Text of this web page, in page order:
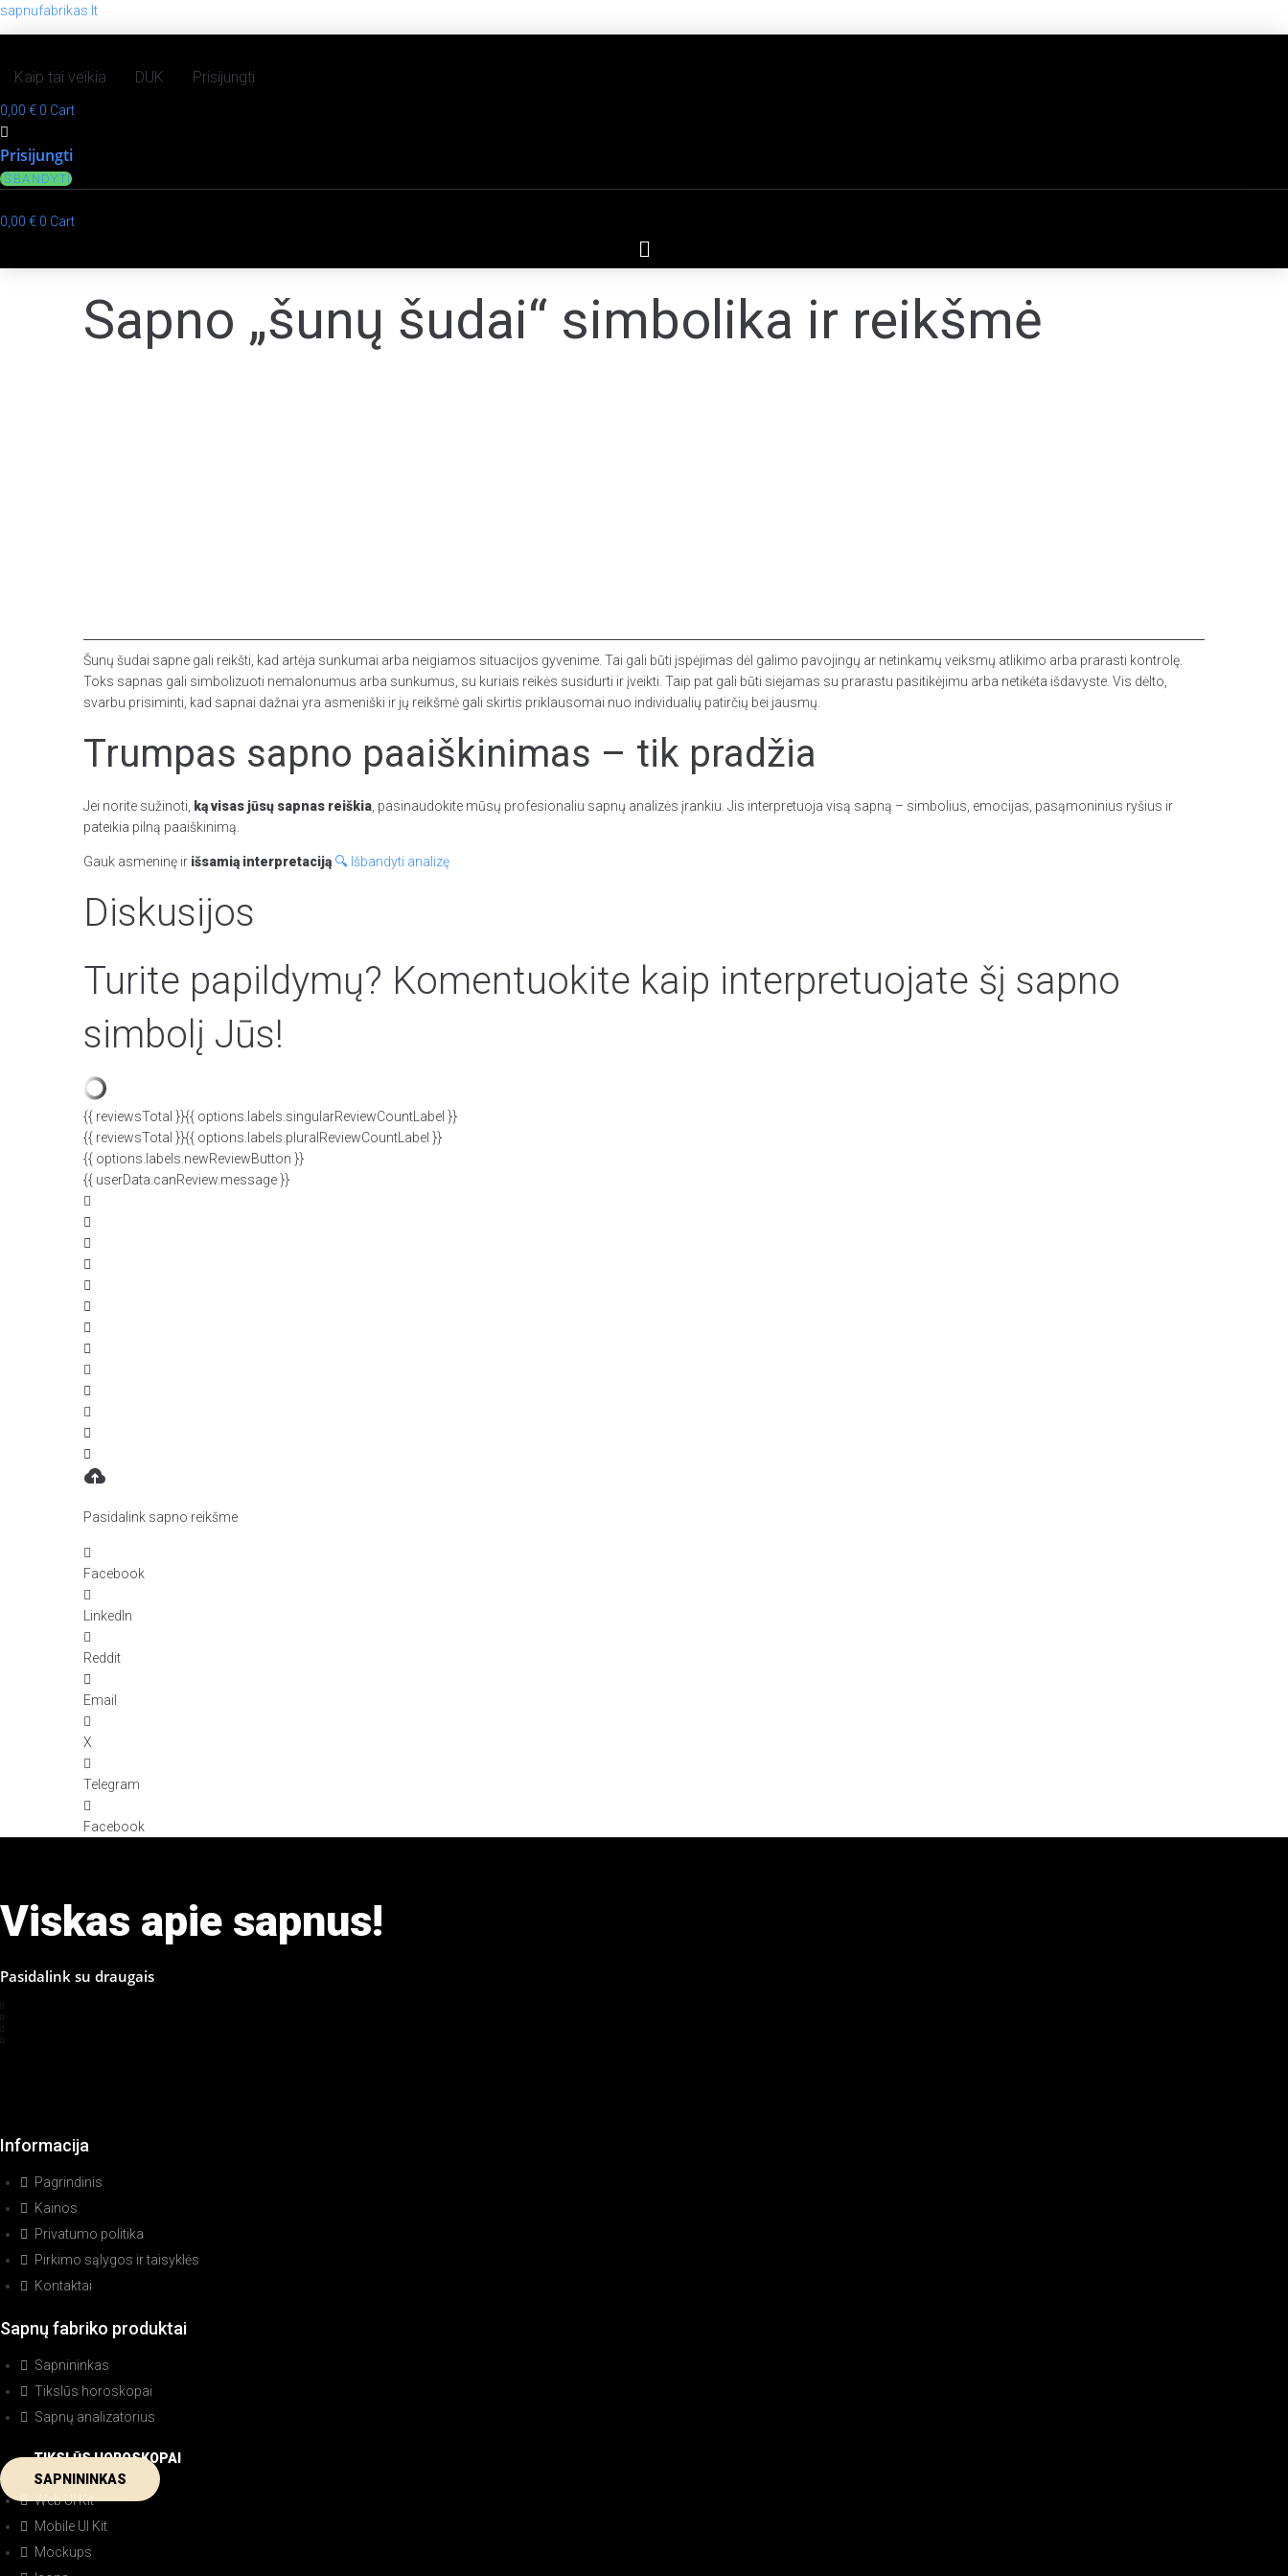
sapnufabrikas.lt
Kaip tai veikia DUK Prisijungti
0,00 € 0 Cart
Prisijungti
IŠBANDYTI
0,00 € 0 Cart
Sapno „šunų šudai“ simbolika ir reikšmė
Šunų šudai sapne gali reikšti, kad artėja sunkumai arba neigiamos situacijos gyvenime. Tai gali būti įspėjimas dėl galimo pavojingų ar netinkamų veiksmų atlikimo arba prarasti kontrolę.
Toks sapnas gali simbolizuoti nemalonumus arba sunkumus, su kuriais reikės susidurti ir įveikti. Taip pat gali būti siejamas su prarastu pasitikėjimu arba netikėta išdavyste. Vis dėlto,
svarbu prisiminti, kad sapnai dažnai yra asmeniški ir jų reikšmė gali skirtis priklausomai nuo individualių patirčių bei jausmų.
Trumpas sapno paaiškinimas – tik pradžia
Jei norite sužinoti, ką visas jūsų sapnas reiškia, pasinaudokite mūsų profesionaliu sapnų analizės įrankiu. Jis interpretuoja visą sapną – simbolius, emocijas, pasąmoninius ryšius ir
pateikia pilną paaiškinimą.
Gauk asmeninę ir išsamią interpretaciją 🔍 Išbandyti analizę
Diskusijos
Turite papildymų? Komentuokite kaip interpretuojate šį sapno
simbolį Jūs!
{{ reviewsTotal }}{{ options.labels.singularReviewCountLabel }}
{{ reviewsTotal }}{{ options.labels.pluralReviewCountLabel }}
{{ options.labels.newReviewButton }}
{{ userData.canReview.message }}
Pasidalink sapno reikšme
Facebook
LinkedIn
Reddit
Email
X
Telegram
Facebook
Viskas apie sapnus!
Pasidalink su draugais
Informacija
Pagrindinis
Kainos
Privatumo politika
Pirkimo sąlygos ir taisyklės
Kontaktai
Sapnų fabriko produktai
Sapnininkas
Tikslūs horoskopai
Sapnų analizatorius
TIKSLŪS HOROSKOPAI
SAPNININKAS
Web UI Kit
Mobile UI Kit
Mockups